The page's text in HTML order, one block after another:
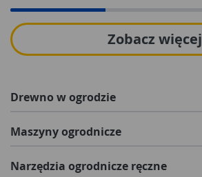
Zobacz więcej
Drewno w ogrodzie
Maszyny ogrodnicze
Narzędzia ogrodnicze ręczne